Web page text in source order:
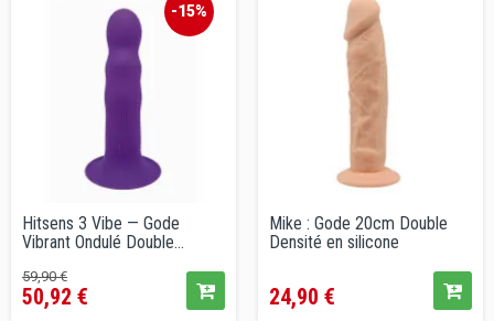
-15%
Hitsens 3 Vibe — Gode
Vibrant Ondulé Double
Prix
de
59,90 €Prix
50,92 €
Mike : Gode 20cm Double
Densité en silicone
24,90 €